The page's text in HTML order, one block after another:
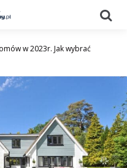
w 2023r. Jak wybrać